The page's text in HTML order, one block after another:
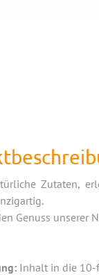
Bio-
unserer
Inhalt in die 10-